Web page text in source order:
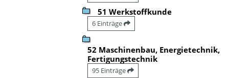
51 Werkstoffkunde
6 Einträge
52 Maschinenbau, Energietechnik,
Fertigungstechnik
95 Einträge